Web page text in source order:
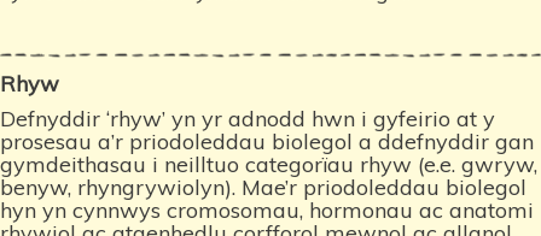
Rhyw
Defnyddir ‘rhyw’ yn yr adnodd hwn i gyfeirio at y
prosesau a’r priodoleddau biolegol a ddefnyddir gan
gymdeithasau i neilltuo categorïau rhyw (e.e. gwryw,
benyw, rhyngrywiolyn). Mae’r priodoleddau biolegol
hyn yn cynnwys cromosomau, hormonau ac anatomi